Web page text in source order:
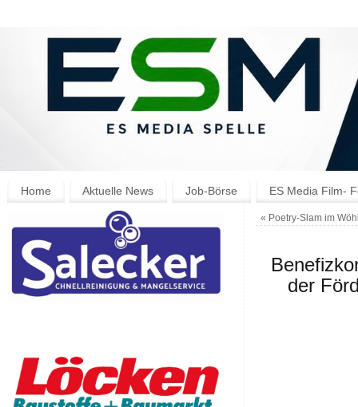
Home Aktuelle News Job-Börse ES Media Film-
« Poetry-Slam im
der